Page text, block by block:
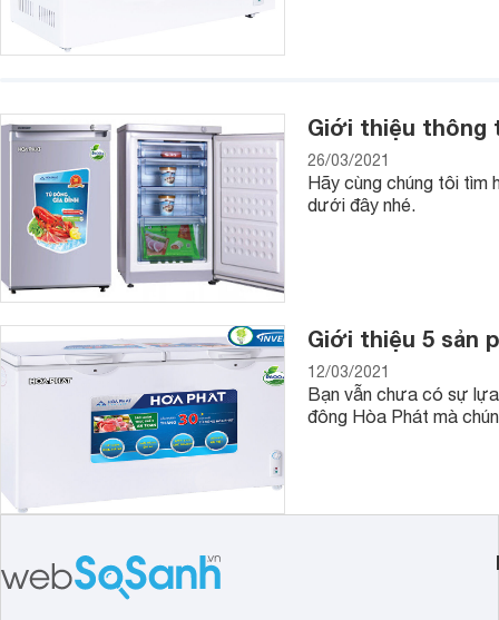
Giới thiệu thông
26/03/2021
Hãy cùng chúng tôi tìm
dưới đây nhé.
Giới thiệu 5 sản
12/03/2021
Bạn vẫn chưa có sự
đông Hòa Phát mà